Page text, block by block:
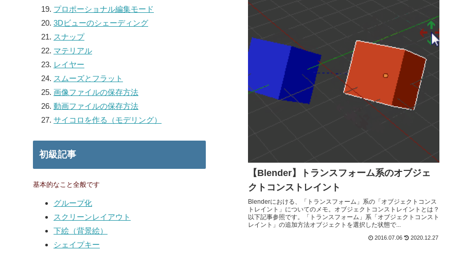
【Blender】トランスフォーム系のオブジェ
クトコンストレイント
Blenderにおける、「トランスフォーム」系の「オブジェクトコンス
トレイント」についてのメモ。オブジェクトコンストレイントとは？
以下記事参照です。「トランスフォーム」系「オブジェクトコンスト
レイント」の追加方法オブジェクトを選択した状態で...
2016.07.06 2020.12.27
プロポーショナル編集モード
3Dビューのシェーディング
スナップ
マテリアル
レイヤー
スムーズとフラット
画像ファイルの保存方法
動画ファイルの保存方法
サイコロを作る（モデリング）
初級記事
基本的なこと全般です
グループ化
スクリーンレイアウト
下絵（背景絵）
シェイプキー